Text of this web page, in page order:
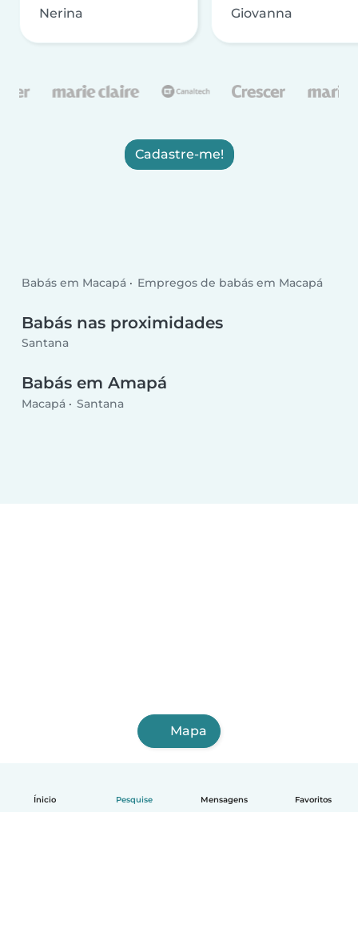
Ínicio Pesquise Mensagens Favoritos
Nerina Giovanna
Cadastre-me!
Babás em Macapá Empregos de babás em Macapá
Babás nas proximidades
Santana
Babás em Amapá
Macapá Santana
Mapa